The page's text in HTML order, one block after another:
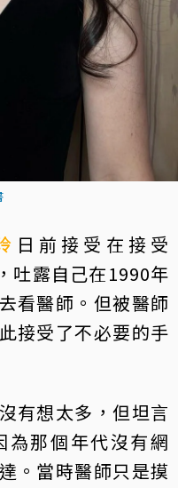
日前接受在接受
吐露自己在1990年
看醫師。但被醫師
接受了不必要的手
有想太多，但坦言
為那個年代沒有網
。當時醫師只是摸